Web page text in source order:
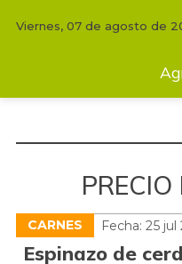
Viernes, 07 de agosto de
PRECIO
CARNES Fecha: 25 jul
Espinazo de